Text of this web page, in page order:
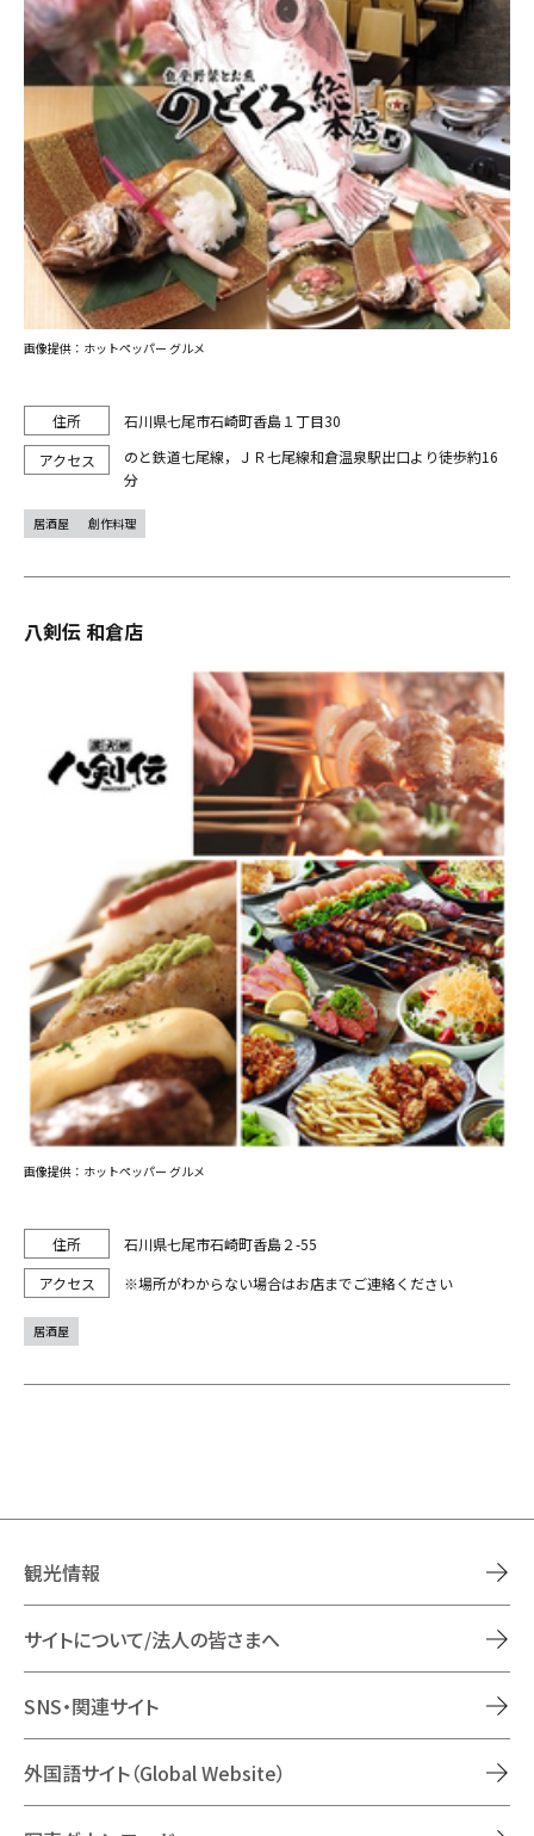
石川県七尾市石崎町香島１丁目30
のと鉄道七尾線，ＪＲ七尾線和倉温泉駅出口より徒歩約16
分
画像提供：ホットペッパー グルメ
居酒屋 創作料理
八剣伝 和倉店
石川県七尾市石崎町香島２-55
※場所がわからない場合はお店までご連絡ください
画像提供：ホットペッパー グルメ
居酒屋
観光情報
サイトについて/法人の皆さまへ
SNS・関連サイト
外国語サイト（Global Website）